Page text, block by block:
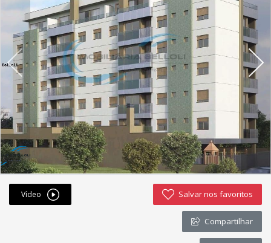
Fichas cadastrais
Financiamento
Hotsites
Política de privacidade
Postagens
Simulador de financiamento
whatsapp
ANUCIE SEU IMOVEL CONOSCO
Vídeo Salvar nos favoritos
Compartilhar